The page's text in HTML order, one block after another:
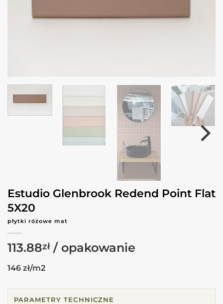
Estudio Glenbrook Redend Point Flat
5X20
płytki różowe mat
113.88zł
146 zł/m2
PARAMETRY TECHNICZNE